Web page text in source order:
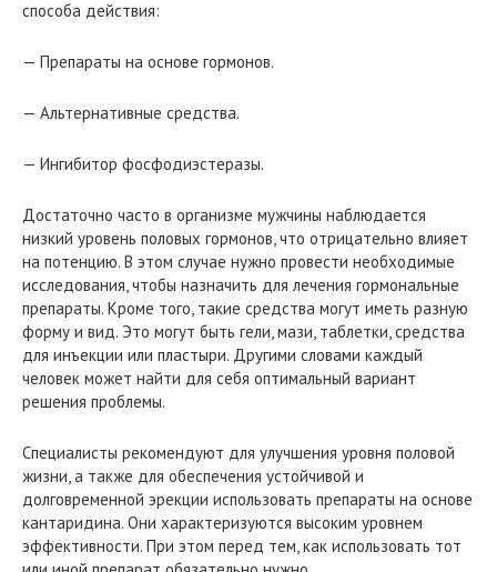
способа действия:
— Препараты на основе гормонов.
— Альтернативные средства.
— Ингибитор фосфодиэстеразы.
Достаточно часто в организме мужчины наблюдается
низкий уровень половых гормонов, что отрицательно влияет
на потенцию. В этом случае нужно провести необходимые
исследования, чтобы назначить для лечения гормональные
препараты. Кроме того, такие средства могут иметь разную
форму и вид. Это могут быть гели, мази, таблетки, средства
для инъекции или пластыри. Другими словами каждый
человек может найти для себя оптимальный вариант
решения проблемы.
Специалисты рекомендуют для улучшения уровня половой
жизни, а также для обеспечения устойчивой и
долговременной эрекции использовать препараты на основе
кантаридина. Они характеризуются высоким уровнем
эффективности. При этом перед тем, как использовать тот